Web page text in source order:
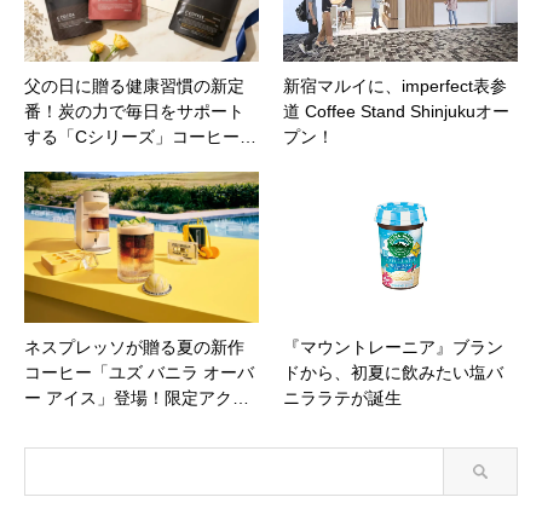
父の日に贈る健康習慣の新定
番！炭の力で毎日をサポート
する「Cシリーズ」コーヒー…
新宿マルイに、imperfect表参
道 Coffee Stand Shinjukuオー
プン！
ネスプレッソが贈る夏の新作
コーヒー「ユズ バニラ オーバ
ー アイス」登場！限定アク…
『マウントレーニア』ブラン
ドから、初夏に飲みたい塩バ
ニララテが誕生